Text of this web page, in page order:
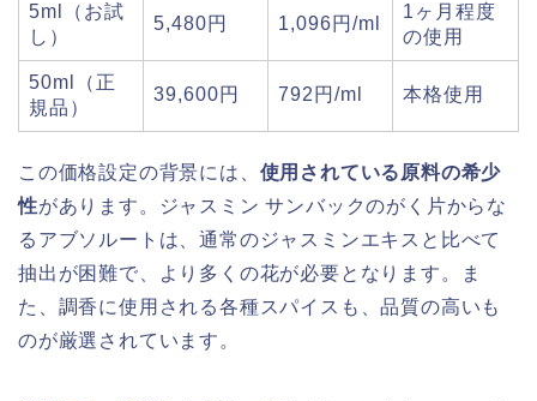
5ml（お試
し）
5,480円 1,096円/ml
1ヶ月程度
の使用
50ml（正
規品）
39,600円 792円/ml 本格使用
この価格設定の背景には、 使用されている原料の希少
性があります。ジャスミン サンバックのがく片からな
るアブソルートは、通常のジャスミンエキスと比べて
抽出が困難で、より多くの花が必要となります。ま
た、調香に使用される各種スパイスも、品質の高いも
のが厳選されています。